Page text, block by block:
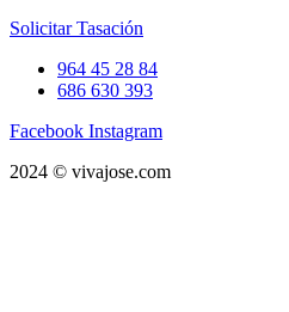
Solicitar Tasación
964 45 28 84
686 630 393
Facebook Instagram
2024 © vivajose.com